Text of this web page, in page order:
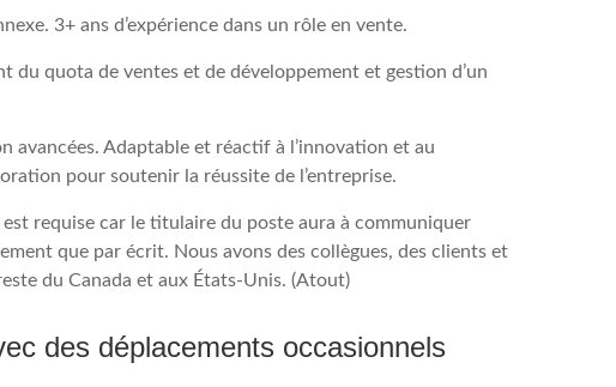
3+ ans d’expérience dans un rôle en vente.
du quota de ventes et de développement et gestion d’un
avancées. Adaptable et réactif à l’innovation et au
pour soutenir la réussite de l’entreprise.
requise car le titulaire du poste aura à communiquer
que par écrit. Nous avons des collègues, des clients et
du Canada et aux États-Unis. (Atout)
des déplacements occasionnels